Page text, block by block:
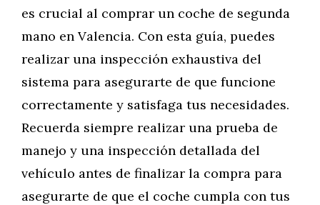
es crucial al comprar un coche de segunda
mano en Valencia. Con esta guía, puedes
realizar una inspección exhaustiva del
sistema para asegurarte de que funcione
correctamente y satisfaga tus necesidades.
Recuerda siempre realizar una prueba de
manejo y una inspección detallada del
vehículo antes de finalizar la compra para
asegurarte de que el coche cumpla con tus